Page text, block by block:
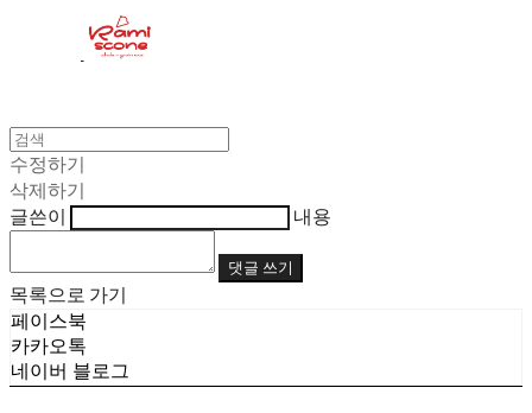
수정하기
삭제하기
글쓴이
내용
댓글 쓰기
목록으로 가기
페이스북
카카오톡
네이버 블로그